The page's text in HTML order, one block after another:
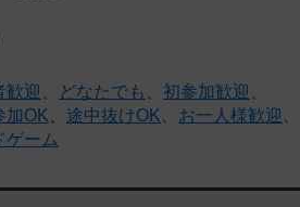
歓迎 どなたでも 初参加歓迎
加OK
途中抜けOK お一人様歓迎
ゲーム